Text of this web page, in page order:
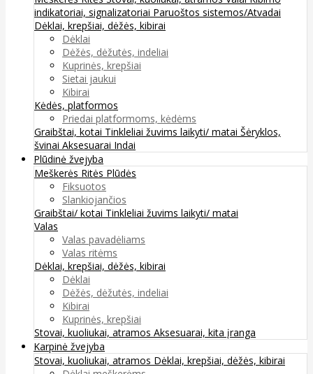
indikatoriai, signalizatoriai Paruoštos sistemos/Atvadai
Dėklai, krepšiai, dėžės, kibirai
Dėklai
Dėžės, dėžutės, indeliai
Kuprinės, krepšiai
Sietai jaukui
Kibirai
Kėdės, platformos
Priedai platformoms, kėdėms
Graibštai, kotai Tinkleliai žuvims laikyti/ matai Šėryklos,
švinai Aksesuarai Indai
Plūdinė žvejyba
Meškerės Ritės Plūdės
Fiksuotos
Slankiojančios
Graibštai/ kotai Tinkleliai žuvims laikyti/ matai
Valas
Valas pavadėliams
Valas ritėms
Dėklai, krepšiai, dėžės, kibirai
Dėklai
Dėžės, dėžutės, indeliai
Kibirai
Kuprinės, krepšiai
Stovai, kuoliukai, atramos Aksesuarai, kita įranga
Karpinė žvejyba
Stovai, kuoliukai, atramos Dėklai, krepšiai, dėžės, kibirai